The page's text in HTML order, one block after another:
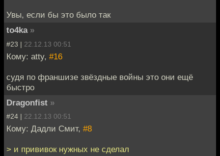
Увы, если бы это было так
to4ka »
#23 | 22.12.13 00:51
Кому: atty, #16
судя по франшизе звёздные войны это они ещё
быстро
Dragonfist »
#24 | 22.12.13 00:51
Кому: Дадли Смит, #8
> и прививок нужных не сделал